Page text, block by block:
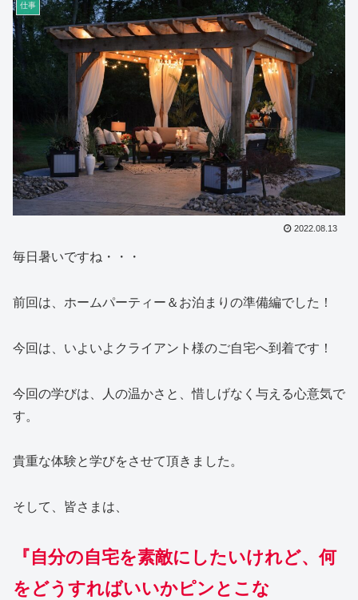
仕事
2022.08.13
毎日暑いですね・・・
前回は、ホームパーティー＆お泊まりの準備編でした！
今回は、いよいよクライアント様のご自宅へ到着です！
今回の学びは、人の温かさと、惜しげなく与える心意気で
す。
貴重な体験と学びをさせて頂きました。
そして、皆さまは、
『自分の自宅を素敵にしたいけれど、何
をどうすればいいかピンとこな